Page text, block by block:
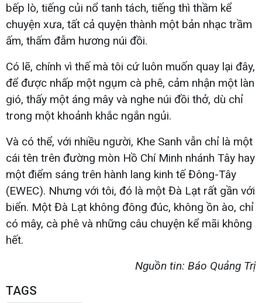
bếp lò, tiếng củi nổ tanh tách, tiếng thì thầm kể
chuyện xưa, tất cả quyện thành một bản nhạc trầm
ấm, thấm đẫm hương núi đồi.
Có lẽ, chính vì thế mà tôi cứ luôn muốn quay lại đây,
để được nhấp một ngụm cà phê, cảm nhận một làn
gió, thấy một áng mây và nghe núi đồi thở, dù chỉ
trong một khoảnh khắc ngắn ngủi.
Và có thể, với nhiều người, Khe Sanh vẫn chỉ là một
cái tên trên đường mòn Hồ Chí Minh nhánh Tây hay
một điểm sáng trên hành lang kinh tế Đông-Tây
(EWEC). Nhưng với tôi, đó là một Đà Lạt rất gần với
biển. Một Đà Lạt không đông đúc, không ồn ào, chỉ
có mây, cà phê và những câu chuyện kể mãi không
hết.
Nguồn tin: Báo Quảng Trị
TAGS